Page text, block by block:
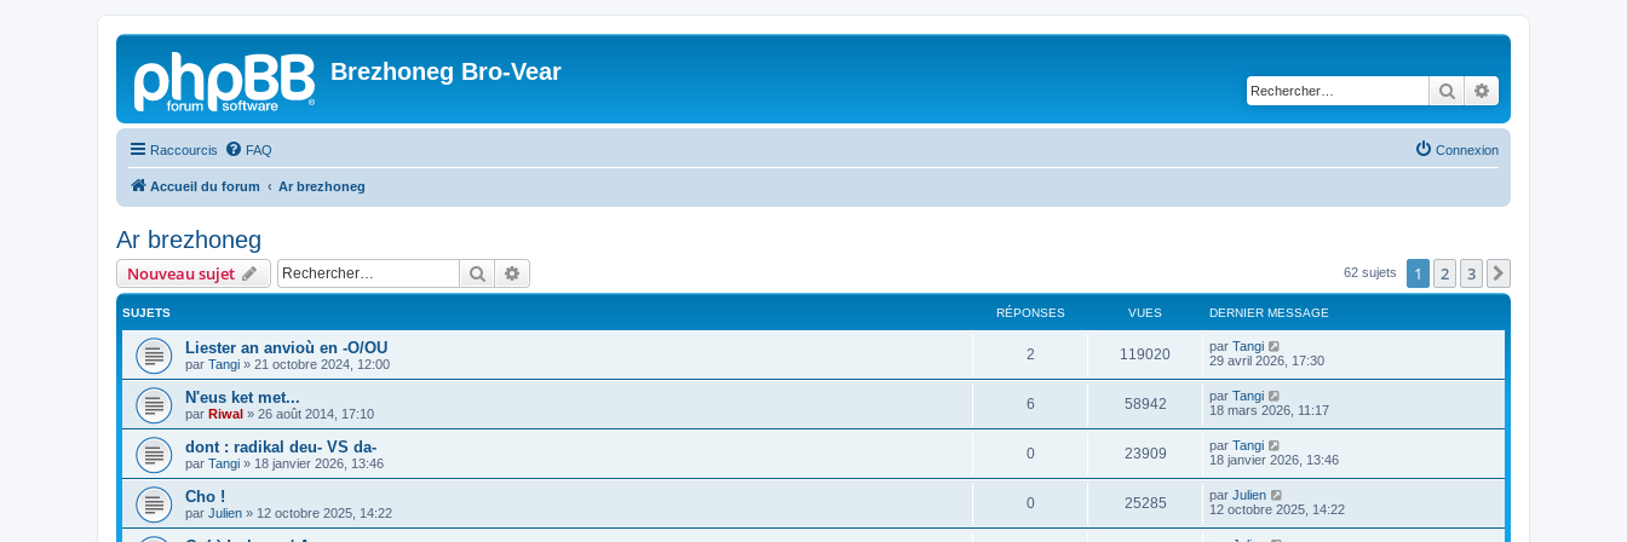
Brezhoneg Bro-Vear
Rechercher
Raccourcis FAQ Connexion
Accueil du forum Ar brezhoneg
Ar brezhoneg
Nouveau sujet Rechercher 62 sujets 1 2 3
SUJETS RÉPONSES VUES DERNIER MESSAGE
Liester an anvioù en -O/OU
par Tangi » 21 octobre 2024, 12:00
2 119020 par Tangi
29 avril 2026, 17:30
N'eus ket met...
par Riwal » 26 août 2014, 17:10
6 58942 par Tangi
18 mars 2026, 11:17
dont : radikal deu- VS da-
par Tangi » 18 janvier 2026, 13:46
0 23909 par Tangi
18 janvier 2026, 13:46
Cho !
par Julien » 12 octobre 2025, 14:22
0 25285 par Julien
12 octobre 2025, 14:22